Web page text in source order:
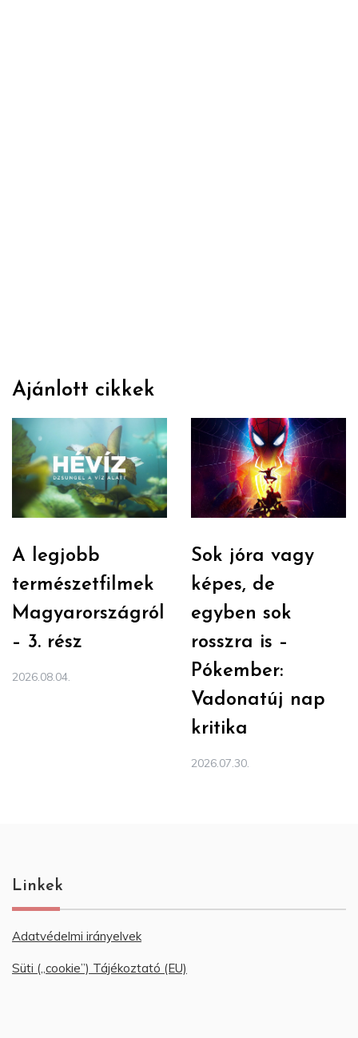
Ajánlott cikkek
A legjobb
természetfilmek
Magyarországról
– 3. rész
2026.08.04.
Sok jóra vagy
képes, de
egyben sok
rosszra is –
Pókember:
Vadonatúj nap
kritika
2026.07.30.
Linkek
Adatvédelmi irányelvek
Süti („cookie”) Tájékoztató (EU)